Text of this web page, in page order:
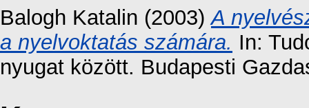
Balogh Katalin (2003)A
a nyelvoktatás számára. In:
nyugat között. Budapesti